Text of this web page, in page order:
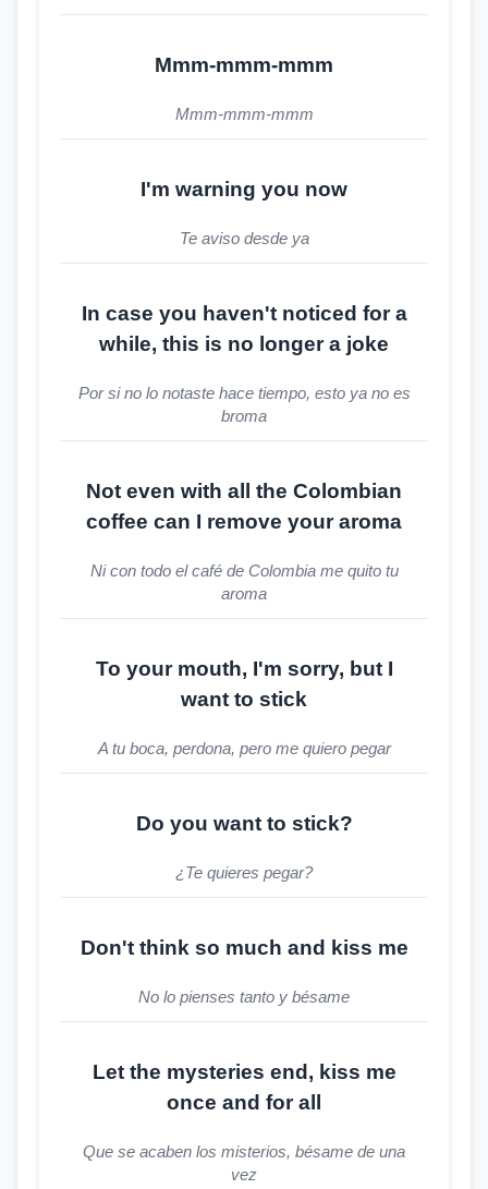
Mmm-mmm-mmm
Mmm-mmm-mmm
I'm warning you now
Te aviso desde ya
In case you haven't noticed for a
while, this is no longer a joke
Por si no lo notaste hace tiempo, esto ya no es
broma
Not even with all the Colombian
coffee can I remove your aroma
Ni con todo el café de Colombia me quito tu
aroma
To your mouth, I'm sorry, but I
want to stick
A tu boca, perdona, pero me quiero pegar
Do you want to stick?
¿Te quieres pegar?
Don't think so much and kiss me
No lo pienses tanto y bésame
Let the mysteries end, kiss me
once and for all
Que se acaben los misterios, bésame de una
vez